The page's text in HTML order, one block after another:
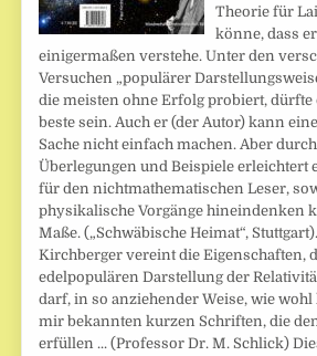
Theorie für
könne, dass
einigermaßen verstehe. Unter den
Versuchen „populärer
die meisten ohne Erfolg probiert, dürfte
beste sein. Auch er (der Autor) kann
Sache nicht einfach machen. Aber
Überlegungen und Beispiele erleichtert
für den nichtmathematischen Leser,
physikalische Vorgänge hineindenken
Maße. („Schwäbische Heimat“,
Kirchberger vereint die Eigenschaften,
edelpopulären Darstellung der
darf, in so anziehender Weise, wie
mir bekannten kurzen Schriften, die
erfüllen ... (Professor Dr. M. Schlick)